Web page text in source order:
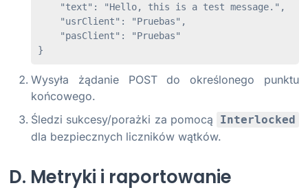
    "text": "Hello, this is a test message.",
    "usrClient": "Pruebas",
    "pasClient": "Pruebas"
}
Wysyła żądanie POST do określonego punktu
końcowego.
Śledzi sukcesy/porażki za pomocą
Interlocked
dla bezpiecznych liczników wątków.
D. Metryki i raportowanie